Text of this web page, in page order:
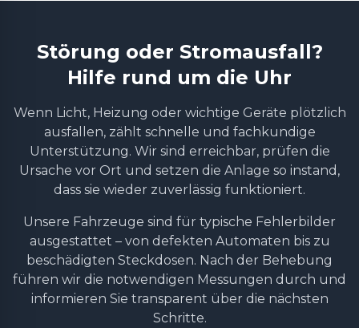
Störung oder Stromausfall?
Hilfe rund um die Uhr
Wenn Licht, Heizung oder wichtige Geräte plötzlich
ausfallen, zählt schnelle und fachkundige
Unterstützung. Wir sind erreichbar, prüfen die
Ursache vor Ort und setzen die Anlage so instand,
dass sie wieder zuverlässig funktioniert.
Unsere Fahrzeuge sind für typische Fehlerbilder
ausgestattet – von defekten Automaten bis zu
beschädigten Steckdosen. Nach der Behebung
führen wir die notwendigen Messungen durch und
informieren Sie transparent über die nächsten
Schritte.